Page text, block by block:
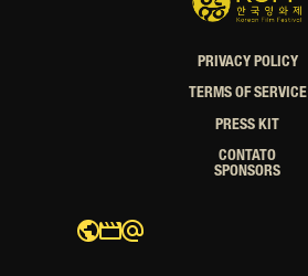
PRIVACY POLICY
TERMS OF SERVICE
PRESS KIT
CONTATO
SPONSORS